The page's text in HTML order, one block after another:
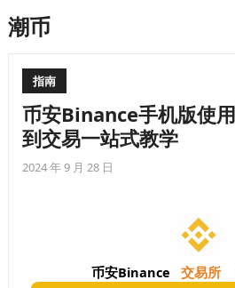
潮币
指南
币安Binance手机版使
到交易一站式教学
2024 年 9 月 28 日
币安Binance 交易所